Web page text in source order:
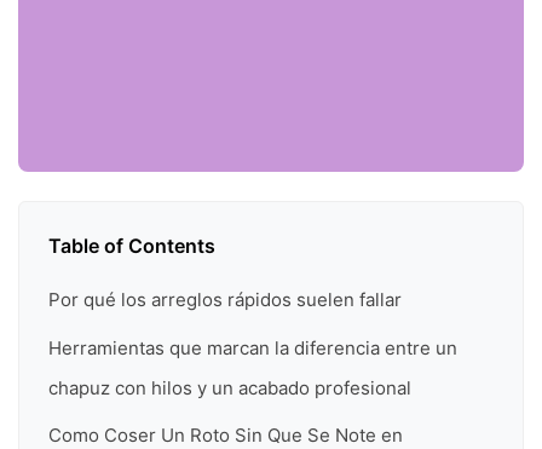
Table of Contents
Por qué los arreglos rápidos suelen fallar
Herramientas que marcan la diferencia entre un
chapuz con hilos y un acabado profesional
Como Coser Un Roto Sin Que Se Note en